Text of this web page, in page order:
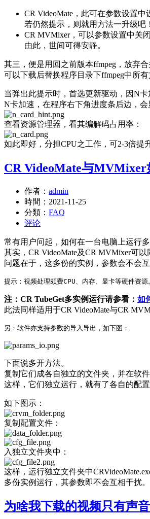
CR VideoMate，此可在参数设置
若仍然提示，则就用方法一升级吧！
CR MVMixer，可以参数设置中关
由此，世间可得安静。
其三，便是用回之前版本ffmpeg，放弃合
可以下载后替换程序目录下ffmpeg中所有
当弹出此提示时，首选更新驱动，因N卡
N卡加速，在程序右下角进度条后边，会
查看资源管理器，看其编解码占用率：
如此即好，分担CPU之工作，可2-3倍提
CR VideoMate与MVMixer
作者： admin
時間： 2021-11-25
分類： FAQ
评论
常有用户问起，如何在一台电脑上运行多
其实，CR VideoMate及CR MVMixer可以
问题在于，这多份的实例，参数会不会互
注：CR TubeGet多实例运行请参看： 如
此法同样适用于CR VideoMate与CR
另：软件亦支持参数的导入导出，如下图：
下面说多开方法。
复制它们成各自独立的文件夹，并在软
这样，它们独立运行，就有了各自的配
如下图示：
复制配置文件：
入独立文件夹中：
这样，运行独立文件夹中
多份实例运行，其参数即不会互相干扰。
为啥我下载的视频只有声